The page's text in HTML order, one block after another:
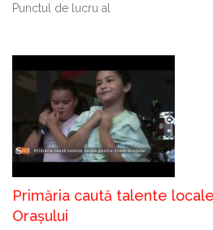
Punctul de lucru al
Primăria caută talente
Orașului